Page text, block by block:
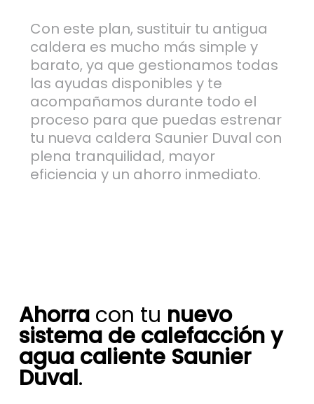
Con este plan, sustituir tu antigua
caldera es mucho más simple y
barato, ya que gestionamos todas
las ayudas disponibles y te
acompañamos durante todo el
proceso para que puedas estrenar
tu nueva caldera Saunier Duval con
plena tranquilidad, mayor
eficiencia y un ahorro inmediato.
Ahorracon tu nuevo
sistema de calefacción y
agua caliente Saunier
Duval.